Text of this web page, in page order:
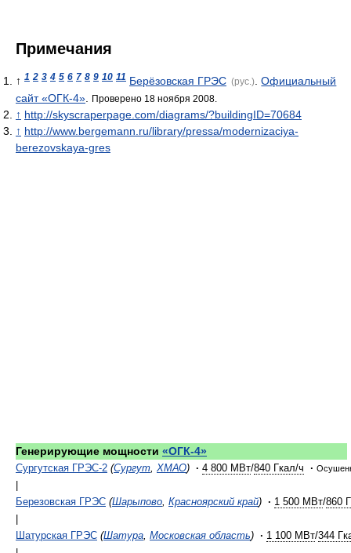
Примечания
↑ 1 2 3 4 5 6 7 8 9 10 11 Берёзовская ГРЭС (рус.) .Официальный
сайт «ОГК-4»
Проверено 18 ноября 2008.
↑ http://skyscraperpage.com/diagrams/?buildingID=70684
↑ http://www.bergemann.ru/library/pressa/modernizaciya-
berezovskaya-gres
Генерирующие мощности «ОГК-4»
Сургутская ГРЭС-2 (Сургут, ХМАО) · 4 800 МВт/840 Гкал/ч ·
Березовская ГРЭС (Шарыпово, Красноярский край) · 1 500 МВт/860
Шатурская ГРЭС (Шатура, Московская область) · 1 100 МВт/344